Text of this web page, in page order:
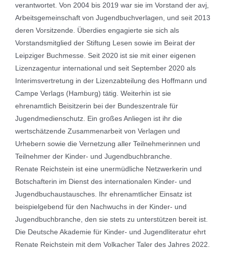
verantwortet. Von 2004 bis 2019 war sie im Vorstand der avj,
Arbeitsgemeinschaft von Jugendbuchverlagen, und seit 2013
deren Vorsitzende. Überdies engagierte sie sich als
Vorstandsmitglied der Stiftung Lesen sowie im Beirat der
Leipziger Buchmesse. Seit 2020 ist sie mit einer eigenen
Lizenzagentur international und seit September 2020 als
Interimsvertretung in der Lizenzabteilung des Hoffmann und
Campe Verlags (Hamburg) tätig. Weiterhin ist sie
ehrenamtlich Beisitzerin bei der Bundeszentrale für
Jugendmedienschutz. Ein großes Anliegen ist ihr die
wertschätzende Zusammenarbeit von Verlagen und
Urhebern sowie die Vernetzung aller Teilnehmerinnen und
Teilnehmer der Kinder- und Jugendbuchbranche.
Renate Reichstein ist eine unermüdliche Netzwerkerin und
Botschafterin im Dienst des internationalen Kinder- und
Jugendbuchaustausches. Ihr ehrenamtlicher Einsatz ist
beispielgebend für den Nachwuchs in der Kinder- und
Jugendbuchbranche, den sie stets zu unterstützen bereit ist.
Die Deutsche Akademie für Kinder- und Jugendliteratur ehrt
Renate Reichstein mit dem Volkacher Taler des Jahres 2022.